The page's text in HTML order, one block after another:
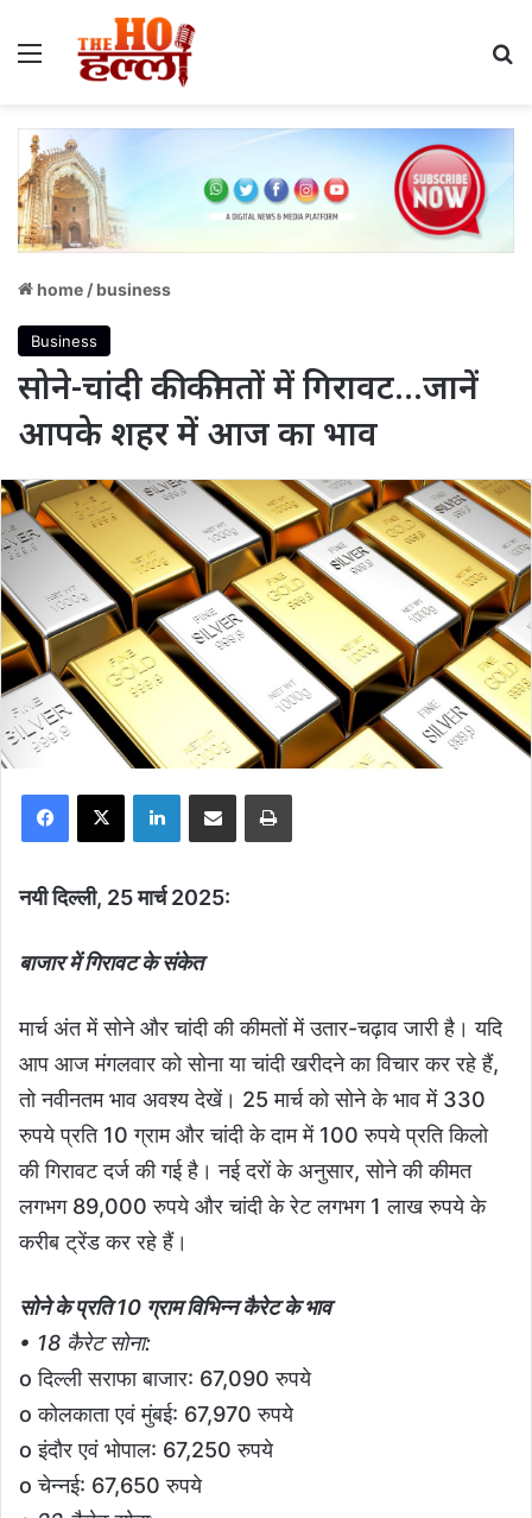
Menu
home / business
Business
सोने-चांदी की कीमतों में गिरावट…जानें
आपके शहर में आज का भाव
Facebook
X LinkedInShare via Email Print
नयी दिल्ली, 25 मार्च 2025:
बाजार में गिरावट के संकेत
मार्च अंत में सोने और चांदी की कीमतों में उतार-चढ़ाव जारी है। यदि
आप आज मंगलवार को सोना या चांदी खरीदने का विचार कर रहे हैं,
तो नवीनतम भाव अवश्य देखें। 25 मार्च को सोने के भाव में 330
रुपये प्रति 10 ग्राम और चांदी के दाम में 100 रुपये प्रति किलो
की गिरावट दर्ज की गई है। नई दरों के अनुसार, सोने की कीमत
लगभग 89,000 रुपये और चांदी के रेट लगभग 1 लाख रुपये के
करीब ट्रेंड कर रहे हैं।
सोने के प्रति 10 ग्राम विभिन्न कैरेट के भाव
• 18 कैरेट सोना:
o दिल्ली सराफा बाजार: 67,090 रुपये
o कोलकाता एवं मुंबई: 67,970 रुपये
o इंदौर एवं भोपाल: 67,250 रुपये
o चेन्नई: 67,650 रुपये